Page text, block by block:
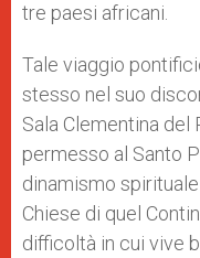
tre paesi africani.
Tale viaggio
stesso nel suo
Sala Clementina del
permesso al Santo
dinamismo
Chiese di quel
difficoltà in cui vive